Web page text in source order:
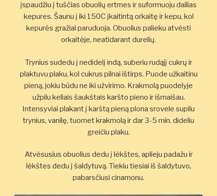
įspaudžiu į tuščias obuolių ertmes ir suformuoju dailias
kepures. Šaunu į iki 150C įkaitintą orkaitę ir kepu, kol
kepurės gražiai paruduoja. Obuolius palieku atvėsti
orkaitėje, neatidarant durelių.
Trynius sudedu į nedidelį indą, suberiu rudąjį cukrų ir
plaktuvu plaku, kol cukrus pilnai ištirps. Puode užkaitinu
pieną, jokiu būdu ne iki užvirimo. Krakmolą puodelyje
užpilu keliais šaukštais karšto pieno ir išmaišau.
Intensyviai plakant į karštą pieną plona srovele supilu
trynius, vanilę, tuomet krakmolą ir dar 3-5 min. dideliu
greičiu plaku.
Atvėsusius obuolius dedu į lėkštes, aplieju padažu ir
lėkštes dedu į šaldytuvą. Tiekiu tiesiai iš šaldytuvo,
pabarsčiusi cinamonu.